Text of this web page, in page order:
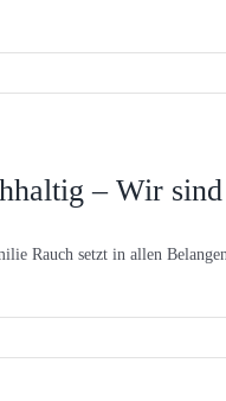
– Wir
Rauch setzt in allen